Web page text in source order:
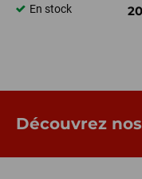
En stock
Découvrez